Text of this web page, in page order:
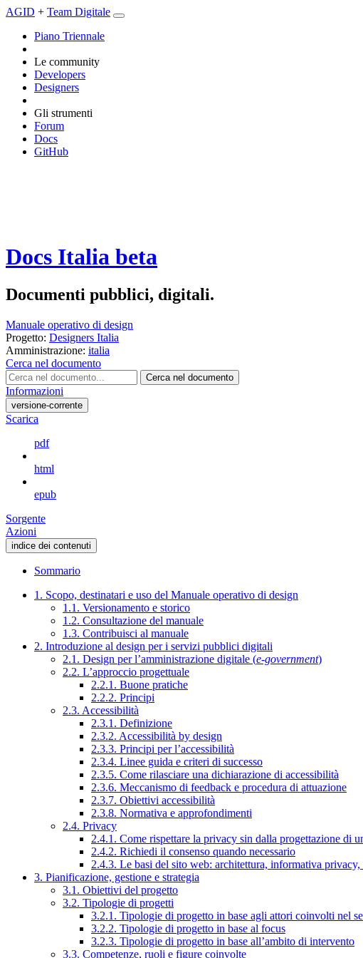
AGID + Team Digitale
Piano Triennale
Le community
Developers
Designers
Gli strumenti
Forum
Docs
GitHub
Docs Italia beta
Documenti pubblici, digitali.
Manuale operativo di design
Progetto: Designers Italia
Amministrazione: italia
Cerca nel documento
Cerca nel documento
Informazioni
versione-corrente
Scarica
pdf
html
epub
Sorgente
Azioni
indice dei contenuti
Sommario
1. Scopo, destinatari e uso del Manuale operativo di design
1.1. Versionamento e storico
1.2. Consultazione del manuale
1.3. Contribuisci al manuale
2. Introduzione al design per i servizi pubblici digitali
2.1. Design per l’amministrazione digitale (e-government)
2.2. L’approccio progettuale
2.2.1. Buone pratiche
2.2.2. Principi
2.3. Accessibilità
2.3.1. Definizione
2.3.2. Accessibilità by design
2.3.3. Principi per l’accessibilità
2.3.4. Linee guida e criteri di successo
2.3.5. Come rilasciare una dichiarazione di accessibilità
2.3.6. Meccanismo di feedback e procedura di attuazione
2.3.7. Obiettivi accessibilità
2.3.8. Normativa e approfondimenti
2.4. Privacy
2.4.1. Come rispettare la privacy sin dalla progettazione di
2.4.2. Richiedi il consenso quando necessario
2.4.3. Le basi del sito web: architettura, informativa
3. Pianificazione, gestione e strategia
3.1. Obiettivi del progetto
3.2. Tipologie di progetti
3.2.1. Tipologie di progetto in base agli attori coinvolti nel
3.2.2. Tipologie di progetto in base al focus
3.2.3. Tipologie di progetto in base all’ambito di intervento
3.3. Competenze, ruoli e figure coinvolte